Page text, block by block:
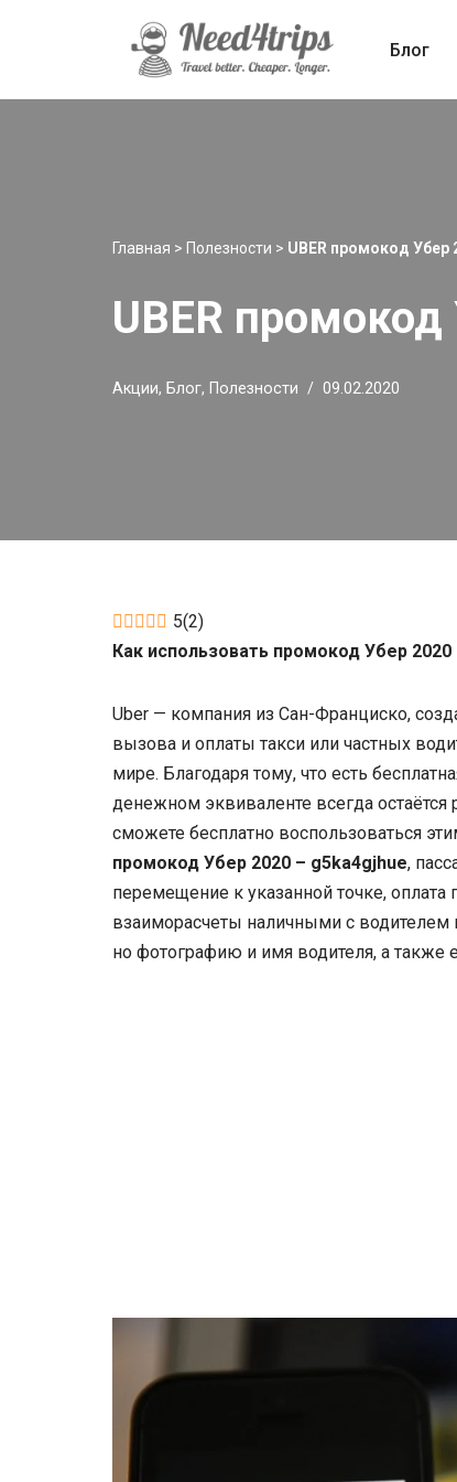
Блог
Главная > Полезности > UBER промокод Убер
UBER
Акции, Блог, Полезности 09.02.2020
5(2)
Как использовать промокод Убер 2020
Uber — компания из Сан-Франциско,
вызова и оплаты такси или частных
мире. Благодаря тому, что есть
денежном эквиваленте всегда
сможете бесплатно воспользоваться
промокод Убер 2020 – g5ka4gjhue,
перемещение к указанной точке,
взаиморасчеты наличными с водителем
но фотографию и имя водителя, а также